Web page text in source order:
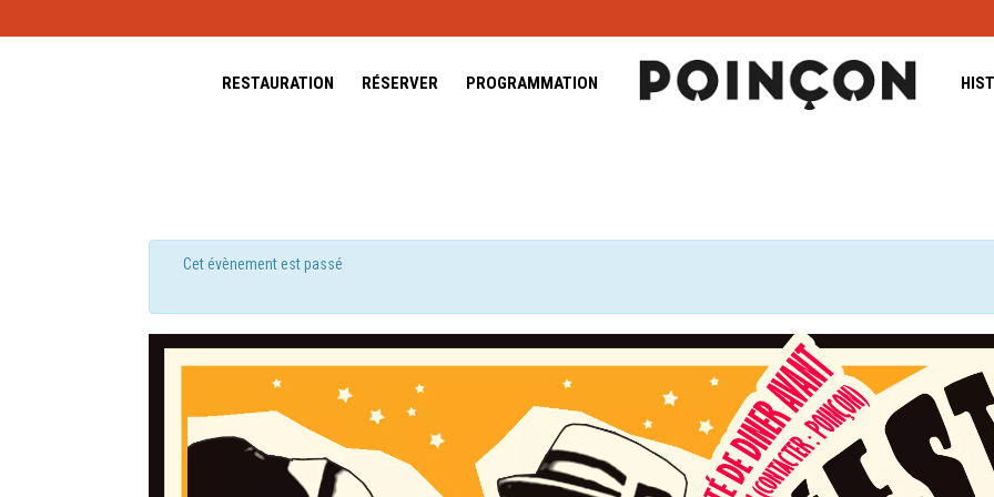
RESTAURATION RÉSERVER PROGRAMMATION
Cet évènement est passé